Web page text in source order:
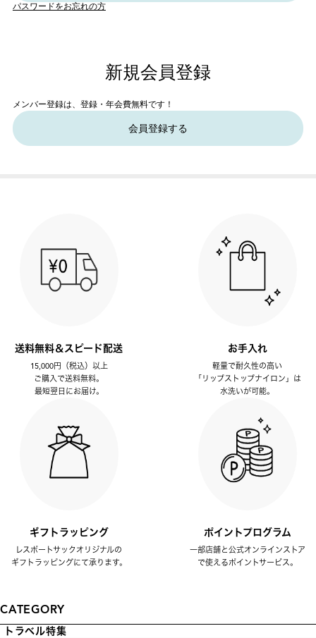
パスワードをお忘れの方
新規会員登録
メンバー登録は、登録・年会費無料です！
会員登録する
送料無料＆スピード配送
15,000円（税込）以上
ご購入で送料無料。
最短翌日にお届け。
お手入れ
軽量で耐久性の高い
「リップストップナイロン」は
水洗いが可能。
ギフトラッピング
レスポートサックオリジナルの
ギフトラッピングにて承ります。
ポイントプログラム
一部店舗と公式オンラインストア
で使えるポイントサービス。
CATEGORY
トラベル特集